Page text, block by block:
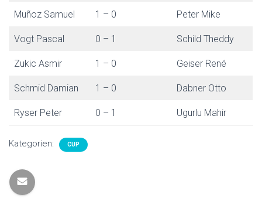
Muñoz Samuel 1 – 0 Peter Mike
Vogt Pascal 0 – 1 Schild Theddy
Zukic Asmir 1 – 0 Geiser René
Schmid Damian 1 – 0 Dabner Otto
Ryser Peter 0 – 1 Ugurlu Mahir
Kategorien: CUP